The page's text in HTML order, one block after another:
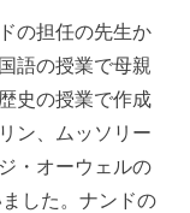
の担任の先生か
語の授業で母親
史の授業で作成
ン、ムッソリー
・オーウェルの
した。ナンドの